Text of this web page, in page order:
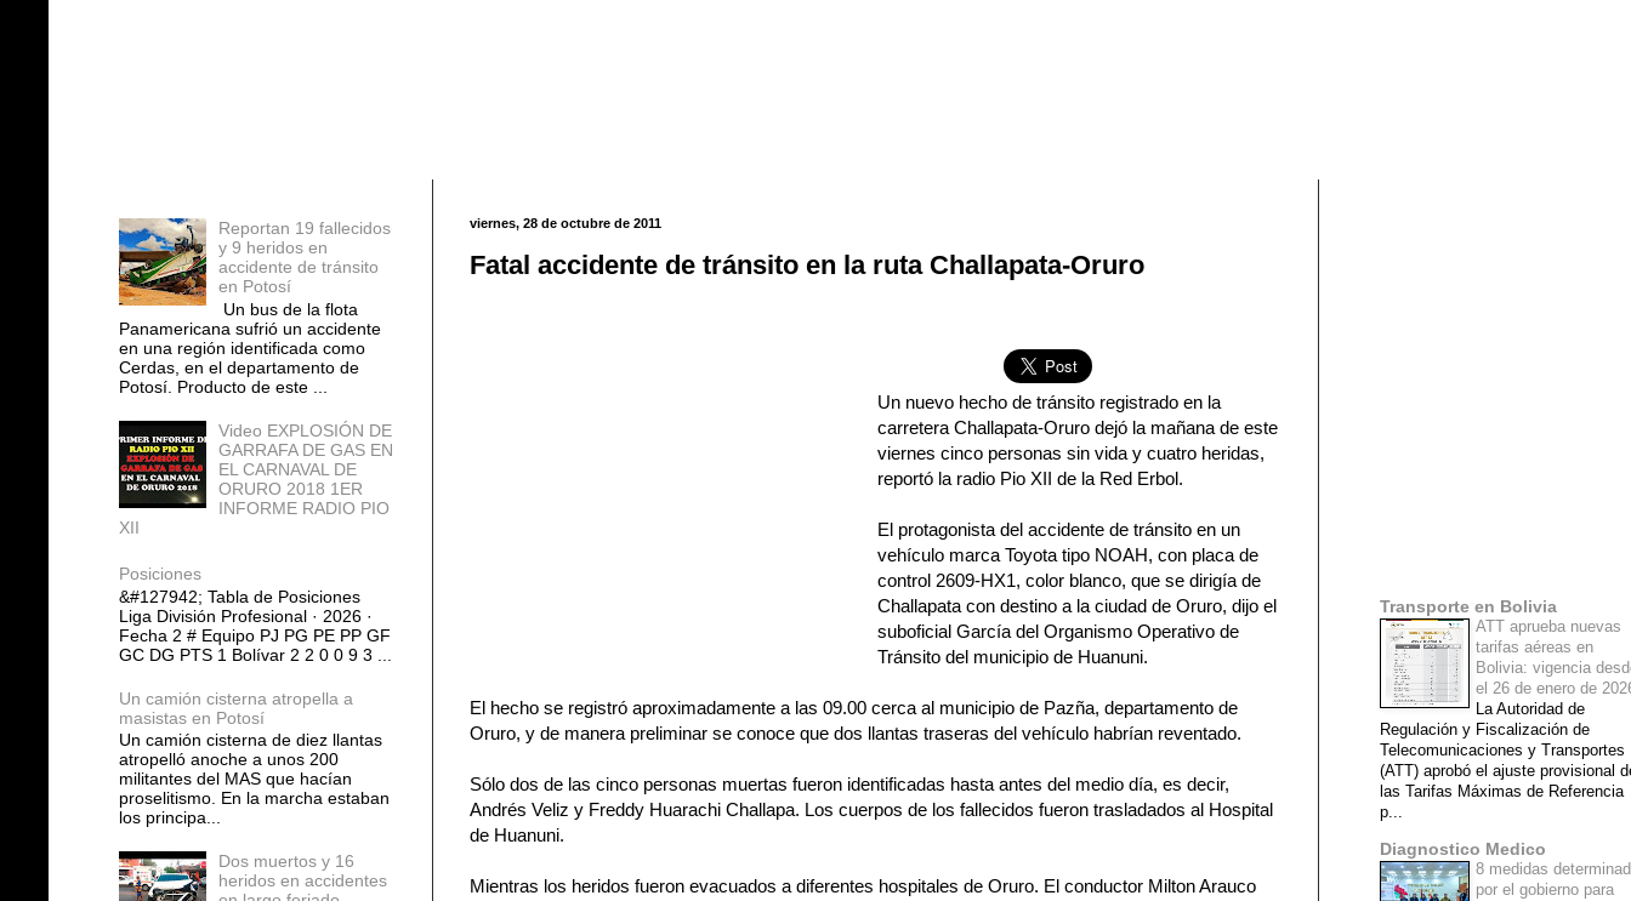
viernes, 28 de octubre de 2011
Fatal accidente de tránsito en la ruta Challapata-Oruro
Un nuevo hecho de tránsito registrado en la
carretera Challapata-Oruro dejó la mañana de este
viernes cinco personas sin vida y cuatro heridas,
reportó la radio Pio XII de la Red Erbol.
El protagonista del accidente de tránsito en un
vehículo marca Toyota tipo NOAH, con placa de
control 2609-HX1, color blanco, que se dirigía de
Challapata con destino a la ciudad de Oruro, dijo el
suboficial García del Organismo Operativo de
Tránsito del municipio de Huanuni.
El hecho se registró aproximadamente a las 09.00 cerca al municipio de Pazña, departamento de
Oruro, y de manera preliminar se conoce que dos llantas traseras del vehículo habrían reventado.
Sólo dos de las cinco personas muertas fueron identificadas hasta antes del medio día, es decir,
Andrés Veliz y Freddy Huarachi Challapa. Los cuerpos de los fallecidos fueron trasladados al Hospital
de Huanuni.
Mientras los heridos fueron evacuados a diferentes hospitales de Oruro. El conductor Milton Arauco
Reportan 19 fallecidos
y 9 heridos en
accidente de tránsito
en Potosí
Un bus de la flota
Panamericana sufrió un accidente
en una región identificada como
Cerdas, en el departamento de
Potosí. Producto de este ...
Video EXPLOSIÓN DE
GARRAFA DE GAS EN
EL CARNAVAL DE
ORURO 2018 1ER
INFORME RADIO PIO
XII
Posiciones
&#127942; Tabla de Posiciones
Liga División Profesional · 2026 ·
Fecha 2 # Equipo PJ PG PE PP GF
GC DG PTS 1 Bolívar 2 2 0 0 9 3 ...
Un camión cisterna atropella a
masistas en Potosí
Un camión cisterna de diez llantas
atropelló anoche a unos 200
militantes del MAS que hacían
proselitismo. En la marcha estaban
los principa...
Dos muertos y 16
heridos en accidentes
Transporte en Bolivia
ATT aprueba nuevas
tarifas aéreas en
Bolivia: vigencia
el 26 de enero de
La Autoridad de
Regulación y Fiscalización de
Telecomunicaciones y Transportes
(ATT) aprobó el ajuste provisional
las Tarifas Máximas de Referencia
p...
Diagnostico Medico
8 medidas
por el gobierno para